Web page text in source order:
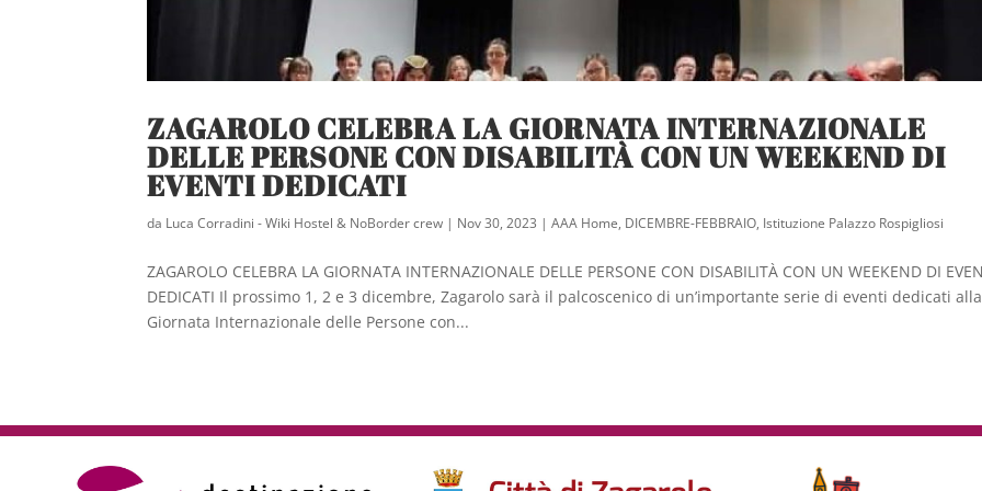
ZAGAROLO CELEBRA LA GIORNATA INTERNAZIONALE
DELLE PERSONE CON DISABILITÀ CON UN WEEKEND DI
EVENTI DEDICATI
da Luca Corradini - Wiki Hostel & NoBorder crew | Nov 30, 2023 |AAA Home, DICEMBRE-FEBBRAIO, Istituzione Palazzo Rospigliosi
ZAGAROLO CELEBRA LA GIORNATA INTERNAZIONALE DELLE PERSONE CON DISABILITÀ CON UN WEEKEND DI
DEDICATI Il prossimo 1, 2 e 3 dicembre, Zagarolo sarà il palcoscenico di un’importante serie di eventi dedicati alla
Giornata Internazionale delle Persone con...